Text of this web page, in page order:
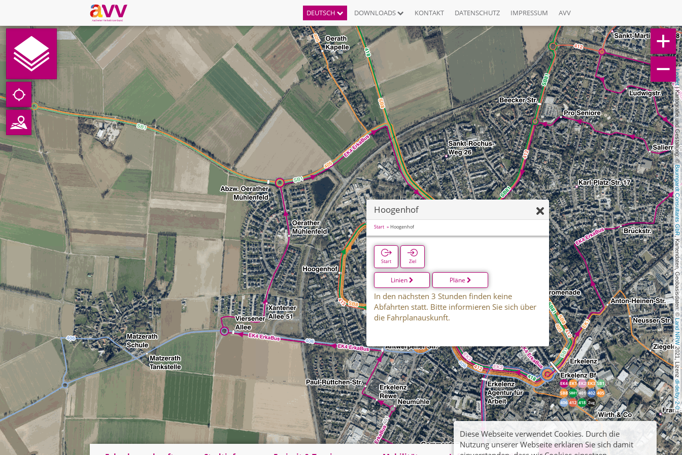
DEUTSCH DOWNLOADS KONTAKT DATENSCHUTZ IMPRESSUM AVV
Leaflet
| Kartografie und Gestaltung: ©
Baumgardt Consultants GbR
, Kartendaten, Geobasisdaten: ©
Land NRW
2021, Lizenz
dl-de/by-2-0
Hoogenhof
Start Hoogenhof
Start Ziel
Linien Pläne
In den nächsten 3 Stunden finden keine
Abfahrten statt. Bitte informieren Sie sich über
die Fahrplanauskunft.
Diese Webseite verwendet Cookies. Durch die
Nutzung unserer Webseite erklären Sie sich damit